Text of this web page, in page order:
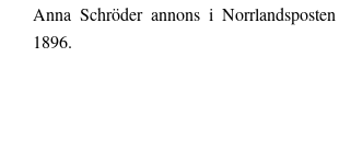
Anna Schröder annons i
1896.